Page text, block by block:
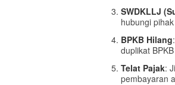
SWDKLLJ
hubungi
BPKB Hilang
duplikat
Telat Pajak:
pembayaran